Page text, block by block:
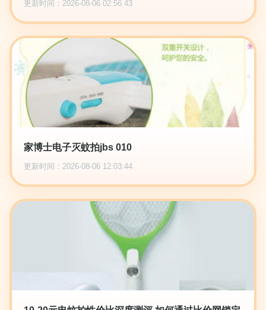
更新时间：2026-08-06 02:56:43
家博士电子灭蚊拍jbs 010
更新时间：2026-08-06 12:03:44